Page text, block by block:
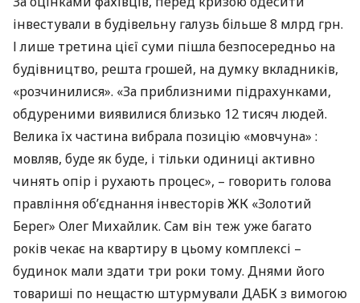
інвестували в будівельну галузь більше 8 млрд грн.
І лише третина цієї суми пішла безпосередньо на
будівництво, решта грошей, на думку вкладників,
«розчинилися». «За приблизними підрахунками,
обдуреними виявилися близько 12 тисяч людей.
Велика їх частина вибрала позицію «мовчуна» :
мовляв, буде як буде, і тільки одиниці активно
чинять опір і рухають процес», – говорить голова
правління об’єднання інвесторів ЖК «Золотий
Берег» Олег Михайлик. Сам він теж уже багато
років чекає на квартиру в цьому комплексі –
будинок мали здати три роки тому. Днями його
товариші по нещастю штурмували ДАБКз вимогою